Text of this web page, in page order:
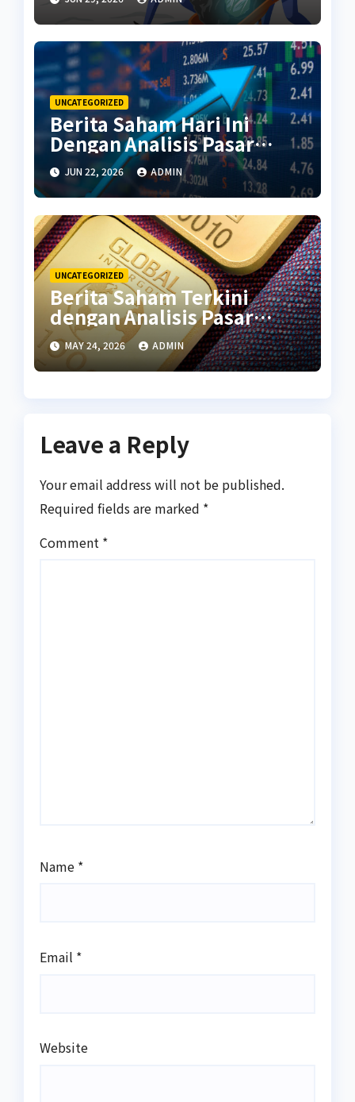
UNCATEGORIZED
Berita Saham Hari Ini
Dengan Analisis Pasar
Terbaru
JUN 22, 2026 ADMIN
UNCATEGORIZED
Berita Saham Terkini
dengan Analisis Pasar
Global
MAY 24, 2026 ADMIN
Leave a Reply
Your email address will not be published.
Required fields are marked *
Comment *
Name *
Email *
Website